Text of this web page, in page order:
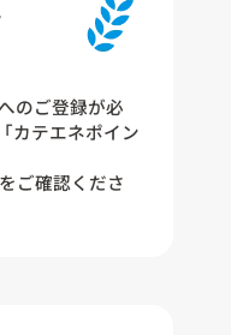
のご登録が必
カテエネポイン
をご確認くださ